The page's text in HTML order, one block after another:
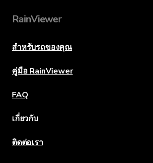
RainViewer
สำหรับรถของคุณ
คู่มือ RainViewer
FAQ
เกี่ยวกับ
ติดต่อเรา